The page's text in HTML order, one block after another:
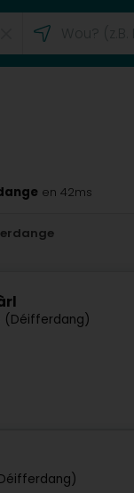
en 42ms
(Déifferdang)